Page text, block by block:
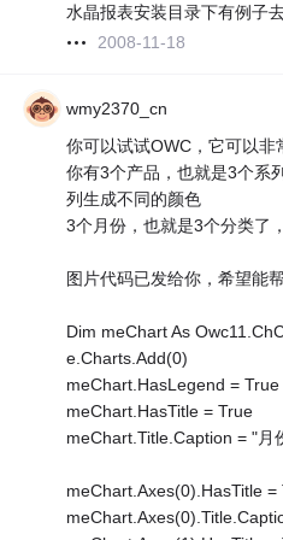
水晶报表安装目录下有例子
2008-11-18
wmy2370_cn
你可以试试OWC，它可以非
你有3个产品，也就是3个系
列生成不同的颜色
3个月份，也就是3个分类了
图片代码已发给你，希望能帮
Dim meChart As
e.Charts.Add(0)
meChart.HasLegend = True
meChart.HasTitle = True
meChart.Title.Caption = "月
meChart.Axes(0).HasTitle =